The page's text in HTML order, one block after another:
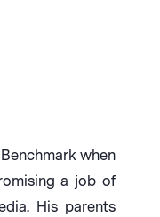
when
a job of
His parents